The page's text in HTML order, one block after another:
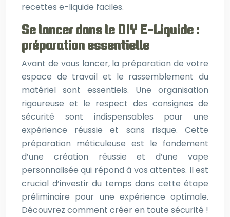
recettes e-liquide faciles.
Se lancer dans le DIY E-Liquide :
préparation essentielle
Avant de vous lancer, la préparation de votre
espace de travail et le rassemblement du
matériel sont essentiels. Une organisation
rigoureuse et le respect des consignes de
sécurité sont indispensables pour une
expérience réussie et sans risque. Cette
préparation méticuleuse est le fondement
d’une création réussie et d’une vape
personnalisée qui répond à vos attentes. Il est
crucial d’investir du temps dans cette étape
préliminaire pour une expérience optimale.
Découvrez comment créer en toute sécurité !